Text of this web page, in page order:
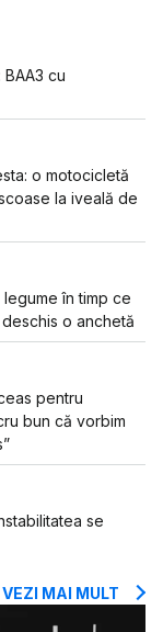
cu
o motocicletă
la iveală de
în timp ce
o anchetă
pentru
bun că vorbim
se
VEZI MAI MULT